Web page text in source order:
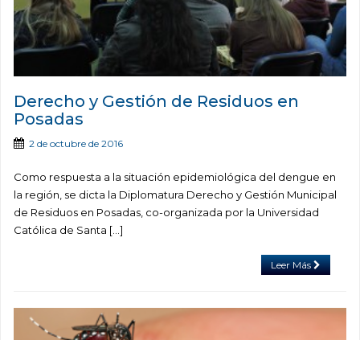
Derecho y Gestión de Residuos en
Posadas
2 de octubre de 2016
Como respuesta a la situación epidemiológica del dengue en
la región, se dicta la Diplomatura Derecho y Gestión Municipal
de Residuos en Posadas, co-organizada por la Universidad
Católica de Santa […]
Leer Más